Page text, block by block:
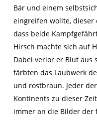
Bär und einem
eingreifen wollte,
dass beide
Hirsch machte sich auf
Dabei verlor er Blut aus
färbten das Laubwerk
und rostbraun. Jeder
Kontinents zu dieser
immer an die Bilder der